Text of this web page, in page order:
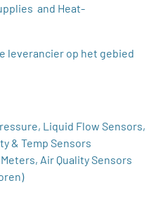
and Heat-
leverancier op het gebied
Liquid Flow Sensors,
& Temp Sensors
Air Quality Sensors